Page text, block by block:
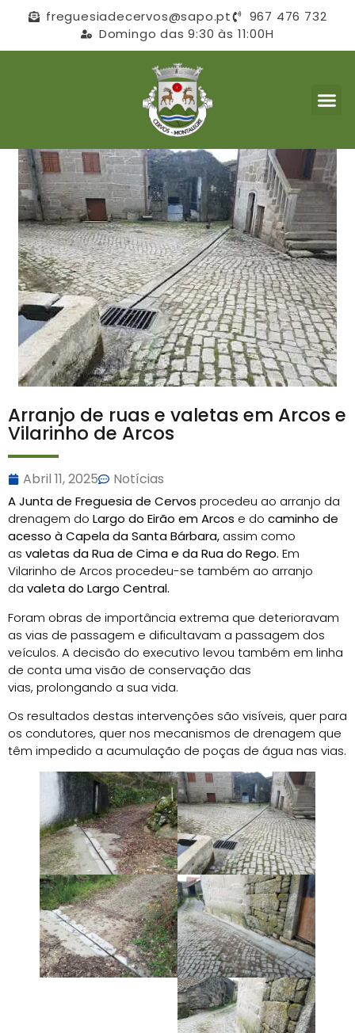
freguesiadecervos@sapo.pt
967 476 732
Domingo das 9:30 às 11:00H
Arranjo de ruas e valetas em Arcos e
Vilarinho de Arcos
Abril 11, 2025 Notícias
A Junta de Freguesia de Cervos procedeu ao arranjo da
drenagem do Largo do Eirão em Arcos e do caminho de
acesso à Capela da Santa Bárbara, assim como
as valetas da Rua de Cima e da Rua do Rego. Em
Vilarinho de Arcos procedeu-se também ao arranjo
da valeta do Largo Central.
Foram obras de importância extrema que deterioravam
as vias de passagem e dificultavam a passagem dos
veículos. A decisão do executivo levou também em linha
de conta uma visão de conservação das
vias, prolongando a sua vida.
Os resultados destas intervenções são visíveis, quer para
os condutores, quer nos mecanismos de drenagem que
têm impedido a acumulação de poças de água nas vias.